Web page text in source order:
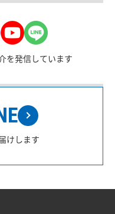
を発信しています
けします